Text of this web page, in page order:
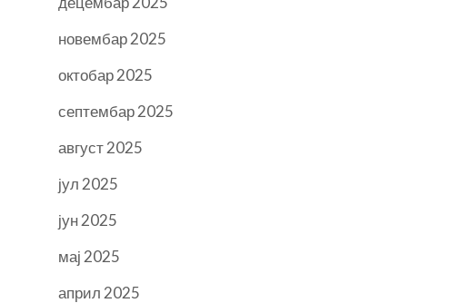
новембар 2025
октобар 2025
септембар 2025
август 2025
јул 2025
јун 2025
мај 2025
април 2025